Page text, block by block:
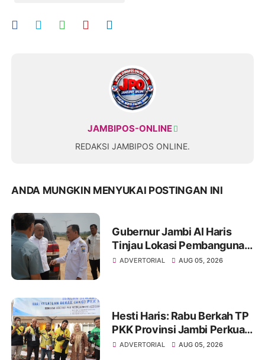
JAMBIPOS-ONLINE
REDAKSI JAMBIPOS ONLINE.
ANDA MUNGKIN MENYUKAI POSTINGAN INI
Gubernur Jambi Al Haris
Tinjau Lokasi Pembangunan
Sekolah Rakyat dan Lokasi
ADVERTORIAL AUG 05, 2026
Hesti Haris: Rabu Berkah TP
PKK Provinsi Jambi Perkuat
Literasi Keuangan dan
ADVERTORIAL AUG 05, 2026